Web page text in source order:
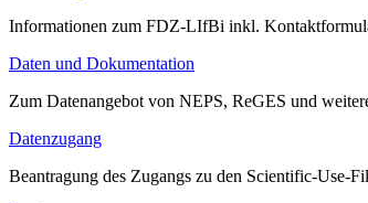
Informationen zum FDZ-LIfBi inkl.
Daten und Dokumentation
Zum Datenangebot von NEPS, ReGES und
Datenzugang
Beantragung des Zugangs zu den Scientific-Use-